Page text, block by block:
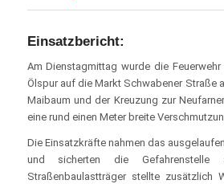
Einsatzbericht:
Am Dienstagmittag wurde die
Ölspur auf die Markt Schwabener Straße
Maibaum und der Kreuzung zur
eine rund einen Meter breite
Die Einsatzkräfte nahmen das
und sicherten die Gefahrenstelle
Straßenbaulastträger stellte zusätzlich